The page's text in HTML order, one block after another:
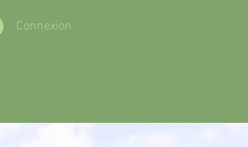
Connexion